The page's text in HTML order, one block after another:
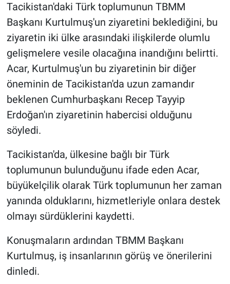
Tacikistan'daki Türk toplumunun TBMM
Başkanı Kurtulmuş'un ziyaretini beklediğini, bu
ziyaretin iki ülke arasındaki ilişkilerde olumlu
gelişmelere vesile olacağına inandığını belirtti.
Acar, Kurtulmuş'un bu ziyaretinin bir diğer
öneminin de Tacikistan'da uzun zamandır
beklenen Cumhurbaşkanı Recep Tayyip
Erdoğan'ın ziyaretinin habercisi olduğunu
söyledi.
Tacikistan'da, ülkesine bağlı bir Türk
toplumunun bulunduğunu ifade eden Acar,
büyükelçilik olarak Türk toplumunun her zaman
yanında olduklarını, hizmetleriyle onlara destek
olmayı sürdüklerini kaydetti.
Konuşmaların ardından TBMM Başkanı
Kurtulmuş, iş insanlarının görüş ve önerilerini
dinledi.